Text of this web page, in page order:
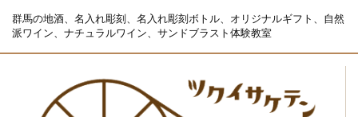
群馬の地酒、名入れ彫刻、名入れ彫刻ボトル、オリジナルギフト、自然
派ワイン、ナチュラルワイン、サンドブラスト体験教室